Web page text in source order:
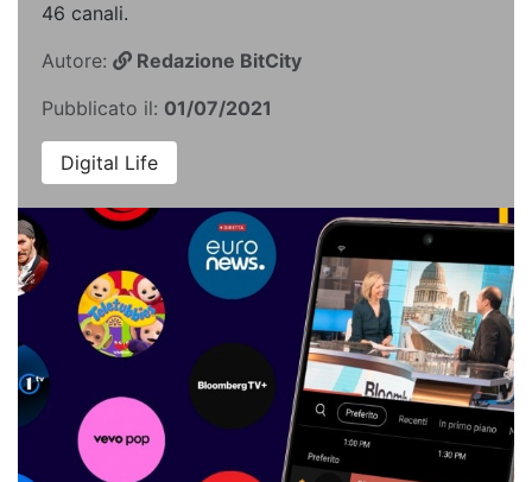
46 canali.
Autore:
Redazione BitCity
Pubblicato il: 01/07/2021
Digital Life